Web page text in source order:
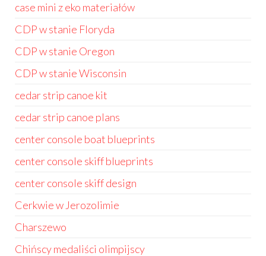
case mini z eko materiałów
CDP w stanie Floryda
CDP w stanie Oregon
CDP w stanie Wisconsin
cedar strip canoe kit
cedar strip canoe plans
center console boat blueprints
center console skiff blueprints
center console skiff design
Cerkwie w Jerozolimie
Charszewo
Chińscy medaliści olimpijscy